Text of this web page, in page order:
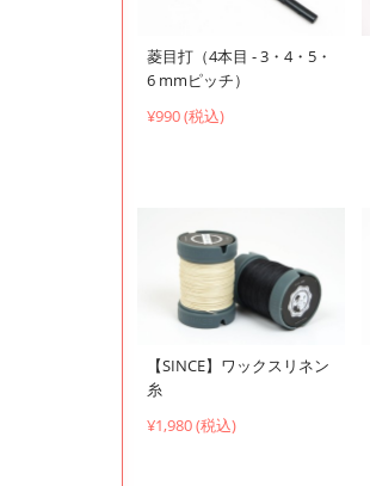
菱目打（4本目 - 3・4・5・
6 mmピッチ）
¥990 (税込)
【SINCE】ワックスリネン
糸
¥1,980 (税込)